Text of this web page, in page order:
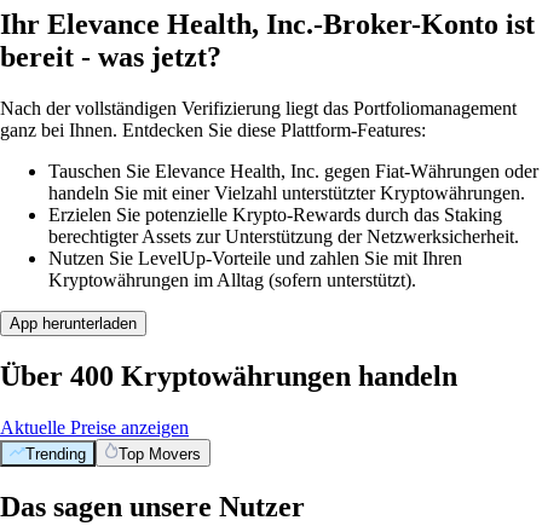
Ihr Elevance Health, Inc.-Broker-Konto ist
bereit - was jetzt?
Nach der vollständigen Verifizierung liegt das Portfoliomanagement
ganz bei Ihnen. Entdecken Sie diese Plattform-Features:
Tauschen Sie Elevance Health, Inc. gegen Fiat-Währungen oder
handeln Sie mit einer Vielzahl unterstützter Kryptowährungen.
Erzielen Sie potenzielle Krypto-Rewards durch das Staking
berechtigter Assets zur Unterstützung der Netzwerksicherheit.
Nutzen Sie LevelUp-Vorteile und zahlen Sie mit Ihren
Kryptowährungen im Alltag (sofern unterstützt).
App herunterladen
Über 400 Kryptowährungen handeln
Aktuelle Preise anzeigen
Trending Top Movers
Das sagen unsere Nutzer